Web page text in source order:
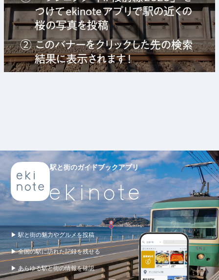
駅と街のガイドブックアプリ
▶ 駅と街の魅力やグルメを投稿
▶ 全国の駅に訪れた記録を残せる
▶ あらゆる駅と街の情報を確認